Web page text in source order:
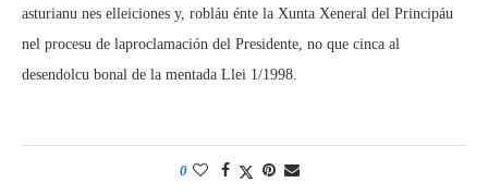
asturianu nes elleiciones y, robláu énte la Xunta Xeneral del Principáu
nel procesu de laproclamación del Presidente, no que cinca al
desendolcu bonal de la mentada Llei 1/1998.
0